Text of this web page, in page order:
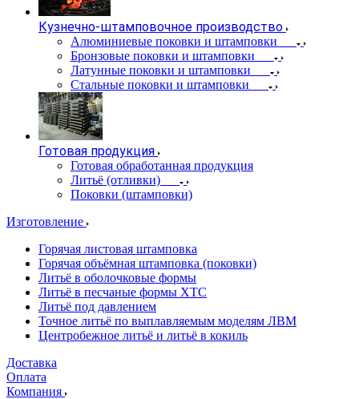
Кузнечно-штамповочное производство
Алюминиевые поковки и штамповки
Бронзовые поковки и штамповки
Латунные поковки и штамповки
Стальные поковки и штамповки
Готовая продукция
Готовая обработанная продукция
Литьё (отливки)
Поковки (штамповки)
Изготовление
Горячая листовая штамповка
Горячая объёмная штамповка (поковки)
Литьё в оболочковые формы
Литьё в песчаные формы ХТС
Литьё под давлением
Точное литьё по выплавляемым моделям ЛВМ
Центробежное литьё и литьё в кокиль
Доставка
Оплата
Компания